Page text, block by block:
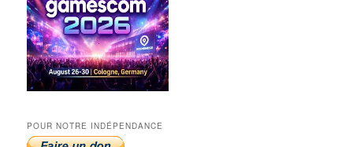
POUR NOTRE INDÉPENDANCE